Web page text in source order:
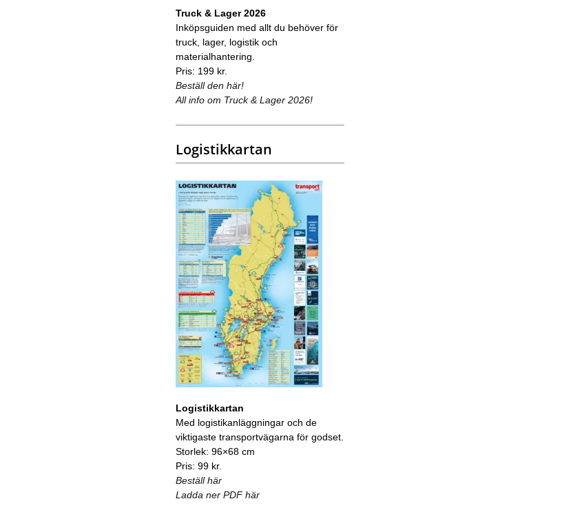
Truck & Lager 2026
Inköpsguiden med allt du behöver för
truck, lager, logistik och
materialhantering.
Pris: 199 kr.
Beställ den här!
All info om Truck & Lager 2026!
Logistikkartan
Logistikkartan
Med logistikanläggningar och de
viktigaste transportvägarna för godset.
Storlek: 96×68 cm
Pris: 99 kr.
Beställ här
Ladda ner PDF här